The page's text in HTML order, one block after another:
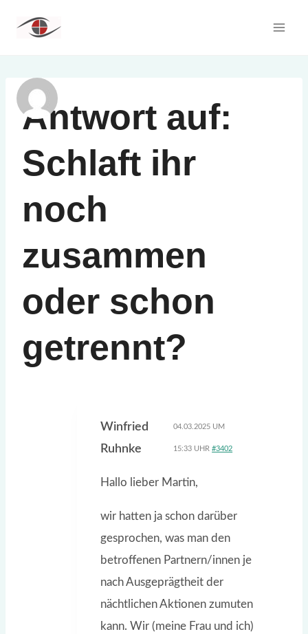
Inhalt
Antwort auf:
Schlaft ihr
noch
zusammen
oder schon
getrennt?
Winfried
Ruhnke
04.03.2025 UM
15:33 UHR#3402
Hallo lieber Martin,
wir hatten ja schon darüber
gesprochen, was man den
betroffenen Partnern/innen je
nach Ausgeprägtheit der
nächtlichen Aktionen zumuten
kann. Wir (meine Frau und ich)